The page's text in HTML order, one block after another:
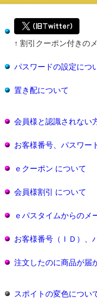
↑ 割引クーポン付きの
パスワードの設定につ
置き配について
会員様と認識されない
お客様番号、パスワー
ｅクーポン について
会員様割引 について
ｅパスタイムからのメ
お客様番号（ＩＤ）、
注文したのに商品が届
スポイトの変色につい